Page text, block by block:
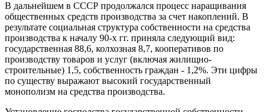
В дальнейшем в СССР продолжался процесс наращивания
общественных средств производства за счет накоплений. В
результате социальная структура собственности на средства
производства к началу 90-х гг. приняла следующий вид:
государственная 88,6, колхозная 8,7, кооперативов по
производству товаров и услуг (включая жилищно-
строительные) 1,5, собственность граждан - 1,2%. Эти цифры
по существу выражают высокий государственный
монополизм на средства производства.